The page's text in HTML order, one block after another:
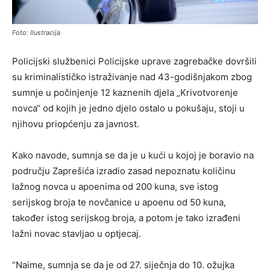
Foto: Ilustracija
Policijski službenici Policijske uprave zagrebačke dovršili
su kriminalističko istraživanje nad 43-godišnjakom zbog
sumnje u počinjenje 12 kaznenih djela „Krivotvorenje
novca“ od kojih je jedno djelo ostalo u pokušaju, stoji u
njihovu priopćenju za javnost.
Kako navode, sumnja se da je u kući u kojoj je boravio na
području Zaprešića izradio zasad nepoznatu količinu
lažnog novca u apoenima od 200 kuna, sve istog
serijskog broja te novčanice u apoenu od 50 kuna,
također istog serijskog broja, a potom je tako izrađeni
lažni novac stavljao u optjecaj.
“Naime, sumnja se da je od 27. siječnja do 10. ožujka